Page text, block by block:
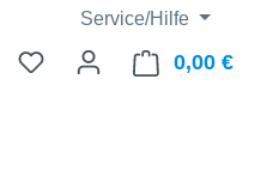
Service/Hilfe
0,00 €